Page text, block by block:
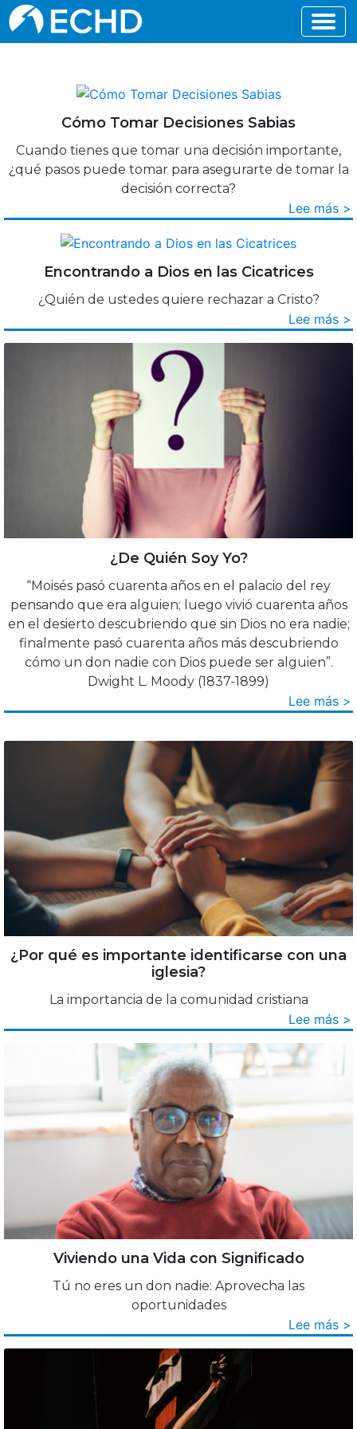
Cómo Tomar Decisiones Sabias
Cuando tienes que tomar una decisión importante,
¿qué pasos puede tomar para asegurarte de tomar la
decisión correcta?
Lee más >
Encontrando a Dios en las Cicatrices
¿Quién de ustedes quiere rechazar a Cristo?
Lee más >
¿De Quién Soy Yo?
“Moisés pasó cuarenta años en el palacio del rey
pensando que era alguien; luego vivió cuarenta años
en el desierto descubriendo que sin Dios no era nadie;
finalmente pasó cuarenta años más descubriendo
cómo un don nadie con Dios puede ser alguien”.
Dwight L. Moody (1837-1899)
Lee más >
¿Por qué es importante identificarse con una
iglesia?
La importancia de la comunidad cristiana
Lee más >
Viviendo una Vida con Significado
Tú no eres un don nadie: Aprovecha las
oportunidades
Lee más >